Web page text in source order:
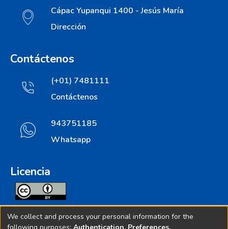
Cápac Yupanqui 1400 - Jesús María
Dirección
Contáctenos
(+01) 7481111
Contáctenos
943751185
Whatsapp
Licencia
Todos los contenidos de repositorio.ins.gob.pe estan
licenciados bajo
We collect and process your personal information for the